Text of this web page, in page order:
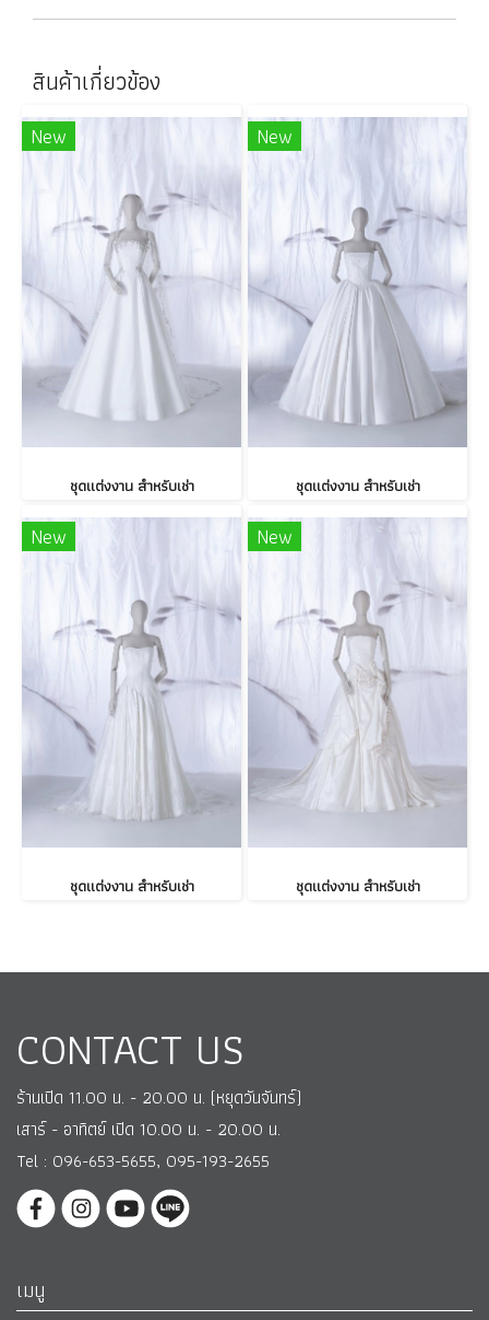
สินค้าเกี่ยวข้อง
New
ชุดแต่งงาน สำหรับเช่า
New
ชุดแต่งงาน สำหรับเช่า
New
ชุดแต่งงาน สำหรับเช่า
New
ชุดแต่งงาน สำหรับเช่า
CONTACT US
ร้านเปิด 11.00 น. - 20.00 น. (หยุดวันจันทร์)
เสาร์ - อาทิตย์ เปิด 10.00 น. - 20.00 น.
Tel : 096-653-5655, 095-193-2655
เมนู